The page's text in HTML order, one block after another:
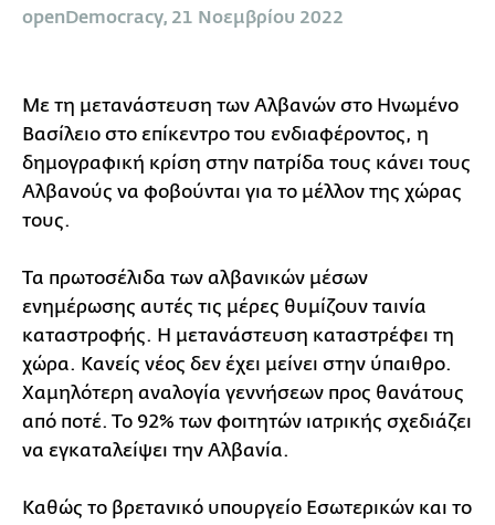
openDemocracy, 21 Νοεμβρίου 2022
Με τη μετανάστευση των Αλβανών στο Ηνωμένο
Βασίλειο στο επίκεντρο του ενδιαφέροντος, η
δημογραφική κρίση στην πατρίδα τους κάνει τους
Αλβανούς να φοβούνται για το μέλλον της χώρας
τους.
Τα πρωτοσέλιδα των αλβανικών μέσων
ενημέρωσης αυτές τις μέρες θυμίζουν ταινία
καταστροφής. Η μετανάστευση καταστρέφει τη
χώρα. Κανείς νέος δεν έχει μείνει στην ύπαιθρο.
Χαμηλότερη αναλογία γεννήσεων προς θανάτους
από ποτέ. Το 92% των φοιτητών ιατρικής σχεδιάζει
να εγκαταλείψει την Αλβανία.
Καθώς το βρετανικό υπουργείο Εσωτερικών και το